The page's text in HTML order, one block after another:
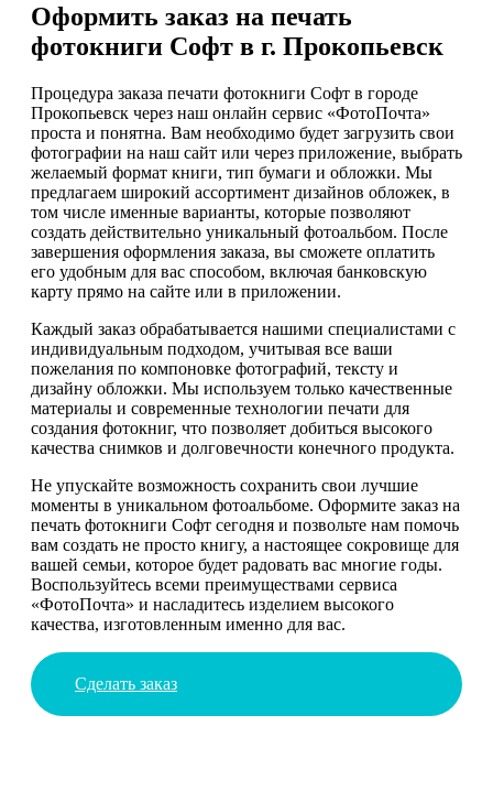
Оформить заказ на печать
фотокниги Софт в г. Прокопьевск
Процедура заказа печати фотокниги Софт в городе
Прокопьевск через наш онлайн сервис «ФотоПочта»
проста и понятна. Вам необходимо будет загрузить свои
фотографии на наш сайт или через приложение, выбрать
желаемый формат книги, тип бумаги и обложки. Мы
предлагаем широкий ассортимент дизайнов обложек, в
том числе именные варианты, которые позволяют
создать действительно уникальный фотоальбом. После
завершения оформления заказа, вы сможете оплатить
его удобным для вас способом, включая банковскую
карту прямо на сайте или в приложении.
Каждый заказ обрабатывается нашими специалистами с
индивидуальным подходом, учитывая все ваши
пожелания по компоновке фотографий, тексту и
дизайну обложки. Мы используем только качественные
материалы и современные технологии печати для
создания фотокниг, что позволяет добиться высокого
качества снимков и долговечности конечного продукта.
Не упускайте возможность сохранить свои лучшие
моменты в уникальном фотоальбоме. Оформите заказ на
печать фотокниги Софт сегодня и позвольте нам помочь
вам создать не просто книгу, а настоящее сокровище для
вашей семьи, которое будет радовать вас многие годы.
Воспользуйтесь всеми преимуществами сервиса
«ФотоПочта» и насладитесь изделием высокого
качества, изготовленным именно для вас.
Сделать заказ